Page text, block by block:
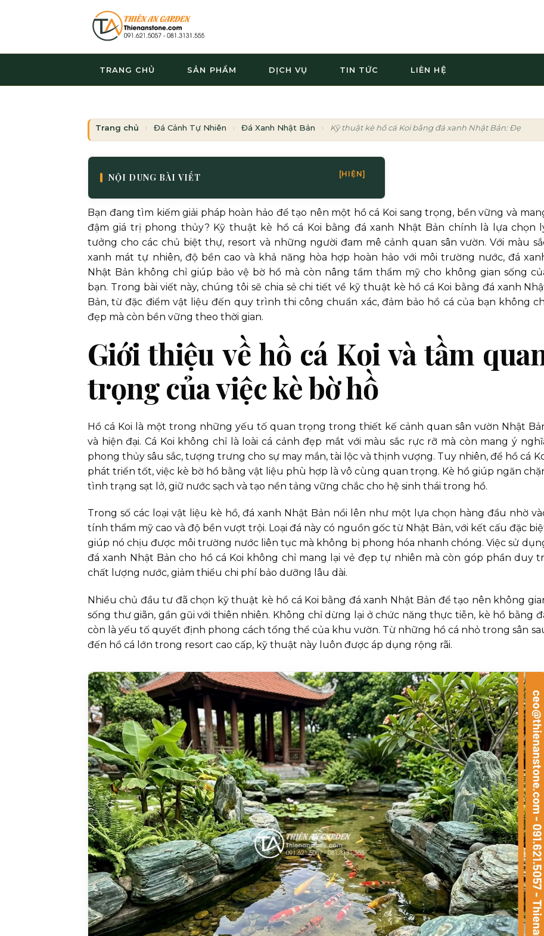
dung
TRANG CHỦ SẢN PHẨM DỊCH VỤ TIN TỨC LIÊN HỆ
Trang chủ Đá Cảnh Tự Nhiên Đá Xanh Nhật Bản Kỹ thuật kè hồ cá Koi bằng đá xanh Nhật Bản: Đẹp,
NỘI DUNG BÀI VIẾT [HIỆN]
Bạn đang tìm kiếm giải pháp hoàn hảo để tạo nên một hồ cá Koi sang trọng, bền vững và
đậm giá trị phong thủy? Kỹ thuật kè hồ cá Koi bằng đá xanh Nhật Bản chính là lựa chọn
tưởng cho các chủ biệt thự, resort và những người đam mê cảnh quan sân vườn. Với màu
xanh mát tự nhiên, độ bền cao và khả năng hòa hợp hoàn hảo với môi trường nước, đá
Nhật Bản không chỉ giúp bảo vệ bờ hồ mà còn nâng tầm thẩm mỹ cho không gian sống
bạn. Trong bài viết này, chúng tôi sẽ chia sẻ chi tiết về kỹ thuật kè hồ cá Koi bằng đá xanh
Bản, từ đặc điểm vật liệu đến quy trình thi công chuẩn xác, đảm bảo hồ cá của bạn không
đẹp mà còn bền vững theo thời gian.
Giới thiệu về hồ cá Koi và tầm
trọng của việc kè bờ hồ
Hồ cá Koi là một trong những yếu tố quan trọng trong thiết kế cảnh quan sân vườn Nhật
và hiện đại. Cá Koi không chỉ là loài cá cảnh đẹp mắt với màu sắc rực rỡ mà còn mang ý
phong thủy sâu sắc, tượng trưng cho sự may mắn, tài lộc và thịnh vượng. Tuy nhiên, để hồ cá
phát triển tốt, việc kè bờ hồ bằng vật liệu phù hợp là vô cùng quan trọng. Kè hồ giúp ngăn
tình trạng sạt lở, giữ nước sạch và tạo nền tảng vững chắc cho hệ sinh thái trong hồ.
Trong số các loại vật liệu kè hồ, đá xanh Nhật Bản nổi lên như một lựa chọn hàng đầu nhờ
tính thẩm mỹ cao và độ bền vượt trội. Loại đá này có nguồn gốc từ Nhật Bản, với kết cấu đặc
giúp nó chịu được môi trường nước liên tục mà không bị phong hóa nhanh chóng. Việc sử
đá xanh Nhật Bản cho hồ cá Koi không chỉ mang lại vẻ đẹp tự nhiên mà còn góp phần duy
chất lượng nước, giảm thiểu chi phí bảo dưỡng lâu dài.
Nhiều chủ đầu tư đã chọn kỹ thuật kè hồ cá Koi bằng đá xanh Nhật Bản để tạo nên không
sống thư giãn, gần gũi với thiên nhiên. Không chỉ dừng lại ở chức năng thực tiễn, kè hồ bằng
còn là yếu tố quyết định phong cách tổng thể của khu vườn. Từ những hồ cá nhỏ trong sân
đến hồ cá lớn trong resort cao cấp, kỹ thuật này luôn được áp dụng rộng rãi.